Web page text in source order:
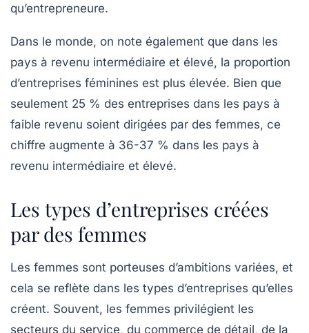
qu’entrepreneure.
Dans le monde, on note également que dans les
pays à revenu intermédiaire et élevé, la proportion
d’entreprises féminines est plus élevée. Bien que
seulement 25 % des entreprises dans les pays à
faible revenu soient dirigées par des femmes, ce
chiffre augmente à 36-37 % dans les pays à
revenu intermédiaire et élevé.
Les types d’entreprises créées
par des femmes
Les femmes sont porteuses d’ambitions variées, et
cela se reflète dans les types d’entreprises qu’elles
créent. Souvent, les femmes privilégient les
secteurs du service, du commerce de détail, de la